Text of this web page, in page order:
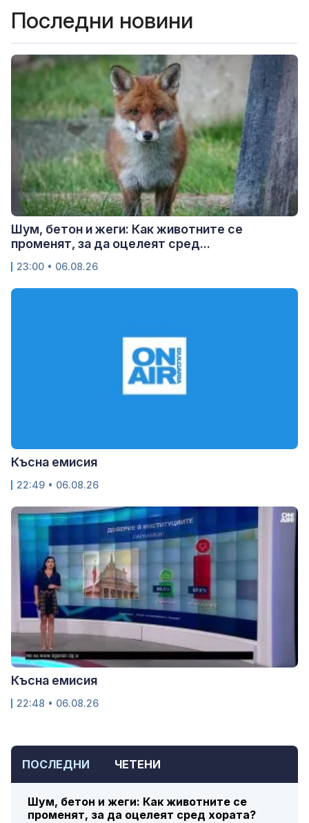
ПОСЛЕДНИ ЧЕТЕНИ
Шум, бетон и жеги: Как животните се
променят, за да оцелеят сред хората?
Последни новини
Шум, бетон и жеги: Как животните се
променят, за да оцелеят сред...
23:00 • 06.08.26
Късна емисия
22:49 • 06.08.26
Късна емисия
22:48 • 06.08.26